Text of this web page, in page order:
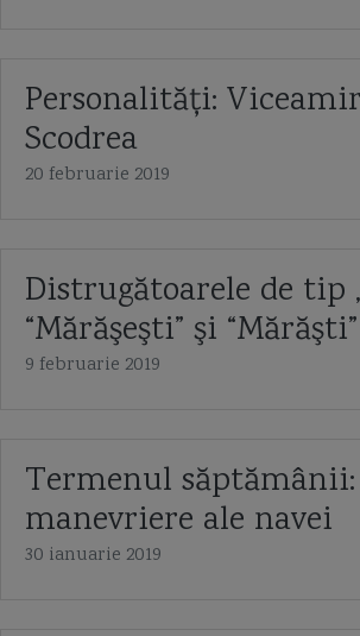
Personalități:
Scodrea
20 februarie 2019
Distrugătoarele de tip
“Mărăşeşti” şi “Mărăşti”
9 februarie 2019
Termenul
manevriere ale navei
30 ianuarie 2019